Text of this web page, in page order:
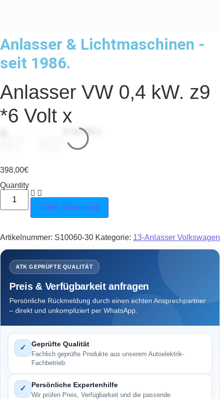
Anlasser & Lichtmaschinen -
seit 1986.
Anlasser VW 0,4 kW. z9
*6 Volt x
398,00€
Quantity
Anlasser VW 0,4 kW. z9 *6 Volt x Menge
In den Warenkorb
Artikelnummer: S10060-30 Kategorie: 13-Anlasser Volkswagen
ATK GEPRÜFTE QUALITÄT
Preis & Verfügbarkeit anfragen
Persönliche Rückmeldung durch einen echten Ansprechpartner
– direkt und unkompliziert per WhatsApp.
✓ Geprüfte Qualität
Fachlich geprüfte Produkte aus unserem Autoelektrik-
Fachbetrieb.
✓ Persönliche Expertenhilfe
Wir prüfen Preis, Verfügbarkeit und die passende